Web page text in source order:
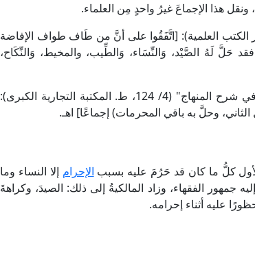
هذا الإجماعَ غيرُ واحدٍ مِن العلماء.
حزم في "مراتب الإجماع" (ص: 45، ط. دار الكتب العلمية): [اتَّفَقُوا على أنَّ من طَاف طواف الإفاضة
حَلَّ لَهُ الصَّيْد، وَالنِّسَاء، وَالطِّيب، والمخيط، وَالنِّكَاح،
وقال شيخ الإسلام ابن حَجَر الهَيْتَمِي في "تحفة المحتاج في شرح المنهاج" (4/ 124، ط. المكتبة التجارية الكبرى):
وحلَّ به باقي المحرمات) إجماعًا] اهـ.
كلُّ ما كان قد حَرُمَ عليه بسبب الإحرام إلا النساء وما
الفقهاء، وزاد المالكيةُ إلى ذلك: الصيدَ، وكراهةَ
عليه أثناء إحرامه.